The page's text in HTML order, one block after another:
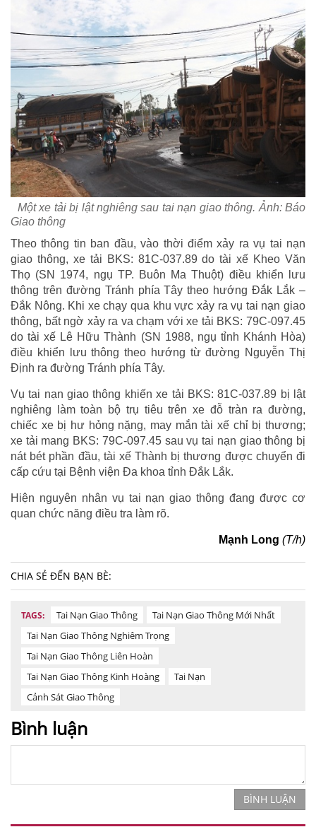
Một xe tải bị lật nghiêng sau tai nạn giao thông. Ảnh: Báo
Giao thông
Theo thông tin ban đầu, vào thời điểm xảy ra vụ tai nạn
giao thông, xe tải BKS: 81C-037.89 do tài xế Kheo Văn
Thọ (SN 1974, ngụ TP. Buôn Ma Thuột) điều khiển lưu
thông trên đường Tránh phía Tây theo hướng Đắk Lắk –
Đắk Nông. Khi xe chạy qua khu vực xảy ra vụ tai nạn giao
thông, bất ngờ xảy ra va chạm với xe tải BKS: 79C-097.45
do tài xế Lê Hữu Thành (SN 1988, ngụ tỉnh Khánh Hòa)
điều khiển lưu thông theo hướng từ đường Nguyễn Thị
Định ra đường Tránh phía Tây.
Vụ tai nạn giao thông khiến xe tải BKS: 81C-037.89 bị lật
nghiêng làm toàn bộ trụ tiêu trên xe đỗ tràn ra đường,
chiếc xe bị hư hỏng nặng, may mắn tài xế chỉ bị thương;
xe tải mang BKS: 79C-097.45 sau vụ tai nạn giao thông bị
nát bét phần đầu, tài xế Thành bị thương được chuyển đi
cấp cứu tại Bệnh viện Đa khoa tỉnh Đắk Lắk.
Hiện nguyên nhân vụ tai nạn giao thông đang được cơ
quan chức năng điều tra làm rõ.
Mạnh Long (T/h)
CHIA SẺ ĐẾN BẠN BÈ:
TAGS: Tai Nạn Giao Thông
Tai Nạn Giao Thông Mới Nhất
Tai Nạn Giao Thông Nghiêm Trọng
Tai Nạn Giao Thông Liên Hoàn
Tai Nạn Giao Thông Kinh Hoàng
Tai Nạn
Cảnh Sát Giao Thông
Bình luận
BÌNH LUẬN